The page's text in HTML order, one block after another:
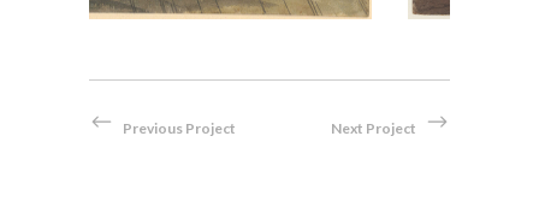
Previous Project Next Project